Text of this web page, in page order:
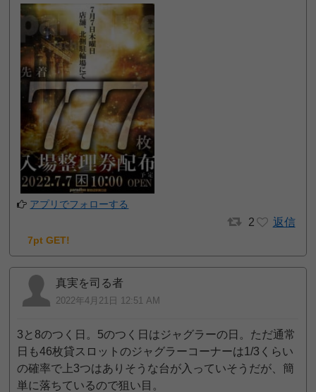
アプリでフォローする
2 返信
7pt GET!
真実を司る者
2022年4月21日 12:51 AM
3と8のつく日。5のつく日はジャグラーの日。ただ通常
日も46枚貸スロットのジャグラーコーナーは1/3くらい
の確率で上3つはありそうな台が入っていそうだが、簡
単に落ちているので狙い目。